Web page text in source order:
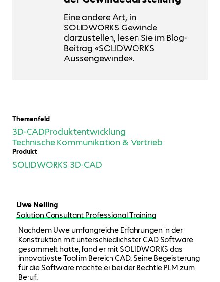
Themenfeld
3D-CADProduktentwicklung
Technische Kommunikation & Vertrieb
Produkt
SOLIDWORKS 3D-CAD
Eine andere Art, in
SOLIDWORKS Gewinde
darzustellen, lesen Sie im Blog-
Beitrag «SOLIDWORKS
Aussengewinde».
Uwe Nelling
Solution Consultant Professional Training
Nachdem Uwe umfangreiche Erfahrungen in der
Konstruktion mit unterschiedlichster CAD Software
gesammelt hatte, fand er mit SOLIDWORKS das
innovativste Tool im Bereich CAD. Seine Begeisterung
für die Software machte er bei der Bechtle PLM zum
Beruf.